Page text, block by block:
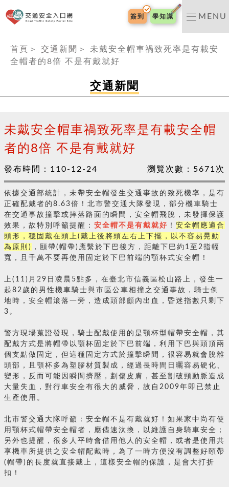
交通安全入口網
簽到 學知識 MENU
首頁 ＞ 交通新聞 ＞
未戴安全帽車禍致死率是有載安
全帽者的8倍 不是有戴就好
交通新聞
未戴安全帽車禍致死率是有載安全帽
者的8倍 不是有戴就好
發布時間： 110-12-24 瀏覽次數： 5671 次
依據交通部統計，未帶安全帽發生交通事故的致死機率，是有
正確配戴者的8.63倍！北市警交通大隊發現，部分機車騎士
在交通事故撞擊或摔落路面的瞬間，安全帽飛脫，未發揮保護
效果，故特別呼籲提醒： 安全帽不是有戴就好 ！ 安全帽應適合
頭形，穩固戴在頭上(戴上後將頭左右上下擺，以不容易晃動
為原則) ，頤帶(帽帶)應繫於下巴後方，距離下巴約1至2指幅
寬，且千萬不要再使用固定於下巴前端的顎杯式安全帽！
上(11)月29日凌晨5點多，在臺北市信義區松山路上，發生一
起82歲的男性機車騎士與市區公車相撞之交通事故，騎士倒
地時，安全帽滾落一旁，造成頭部顱內出血，昏迷指數只剩下
3。
警方現場蒐證發現，騎士配戴使用的是顎杯型帽帶安全帽，其
配戴方式是將帽帶以顎杯固定於下巴前端，利用下巴與頭頂兩
個支點做固定，但這種固定方式於撞擊瞬間，很容易就會脫離
頭部，且顎杯多為塑膠材質製成，經過長時間日曬容易硬化、
變形，反而可能因瞬間擠壓，劃傷皮膚，甚至割破頸動脈造成
大量失血，對行車安全有很大的威脅，故自2009年即已禁止
生產使用。
北市警交通大隊呼籲：安全帽不是有戴就好！如果家中尚有使
用顎杯式帽帶安全帽者，應儘速汰換，以維護自身騎車安全；
另外也提醒，很多人平時會借用他人的安全帽，或者是使用共
享機車所提供之安全帽配戴時，為了一時方便沒有調整好頤帶
(帽帶)的長度就直接戴上，這樣安全帽的保護，是會大打折
扣！